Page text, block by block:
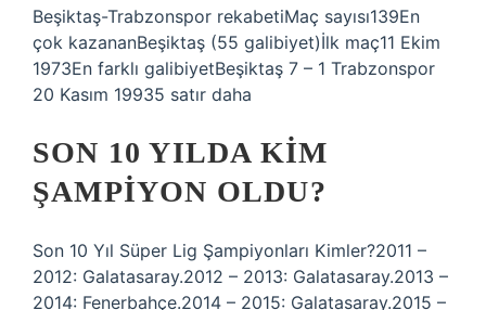
Beşiktaş-Trabzonspor rekabetiMaç sayısı139En
çok kazananBeşiktaş (55 galibiyet)İlk maç11 Ekim
1973En farklı galibiyetBeşiktaş 7 – 1 Trabzonspor
20 Kasım 19935 satır daha
SON 10 YILDA KIM
ŞAMPIYON OLDU?
Son 10 Yıl Süper Lig Şampiyonları Kimler?2011 –
2012: Galatasaray.2012 – 2013: Galatasaray.2013 –
2014: Fenerbahçe.2014 – 2015: Galatasaray.2015 –